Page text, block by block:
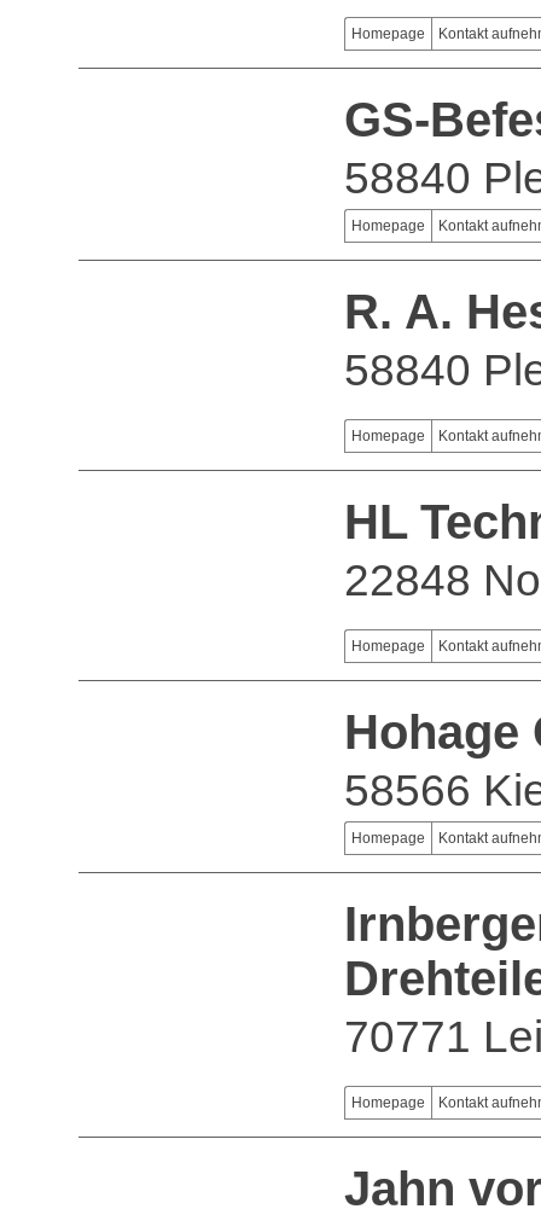
Homepage Kontakt
GS-
58840
Homepage Kontakt
R. A.
58840
Homepage Kontakt
HL
22848
Homepage Kontakt
Hohage
58566
Homepage Kontakt
70771
Homepage Kontakt
Jahn